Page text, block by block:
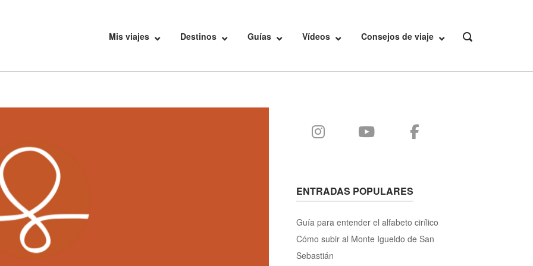
Mis viajes Destinos Guías Vídeos Consejos de viaje
OPEN
ENTRADAS POPULARES
Guía para entender el alfabeto cirílico
Cómo subir al Monte Igueldo de San
Sebastián